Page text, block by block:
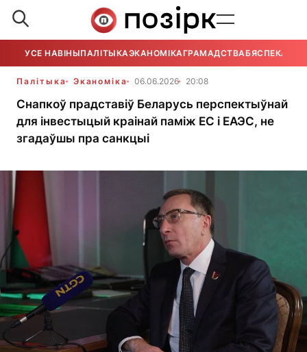
УСЕ НАВІНЫПАЛІТЫКАЭКАНОМІКАГРАМАДСТВАБЯСПЕКА
Палітыка Эканоміка 06.06.2026 20:08
Снапкоў прадставіў Беларусь перспектыўнай
для інвестыцый краінай паміж ЕС і ЕАЭС, не
згадаўшы пра санкцыі